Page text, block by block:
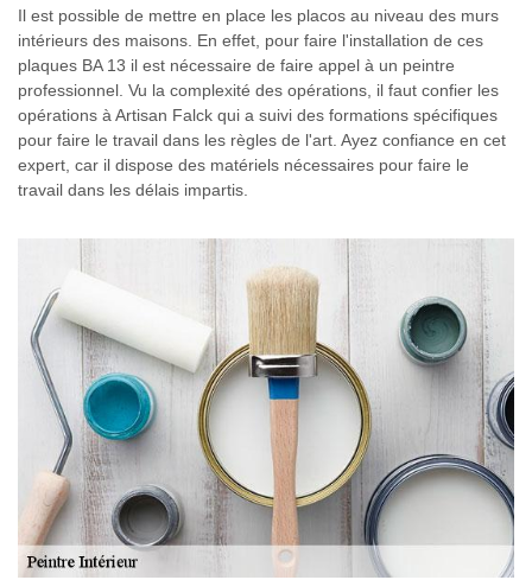
Il est possible de mettre en place les placos au niveau des murs
intérieurs des maisons. En effet, pour faire l'installation de ces
plaques BA 13 il est nécessaire de faire appel à un peintre
professionnel. Vu la complexité des opérations, il faut confier les
opérations à Artisan Falck qui a suivi des formations spécifiques
pour faire le travail dans les règles de l'art. Ayez confiance en cet
expert, car il dispose des matériels nécessaires pour faire le
travail dans les délais impartis.